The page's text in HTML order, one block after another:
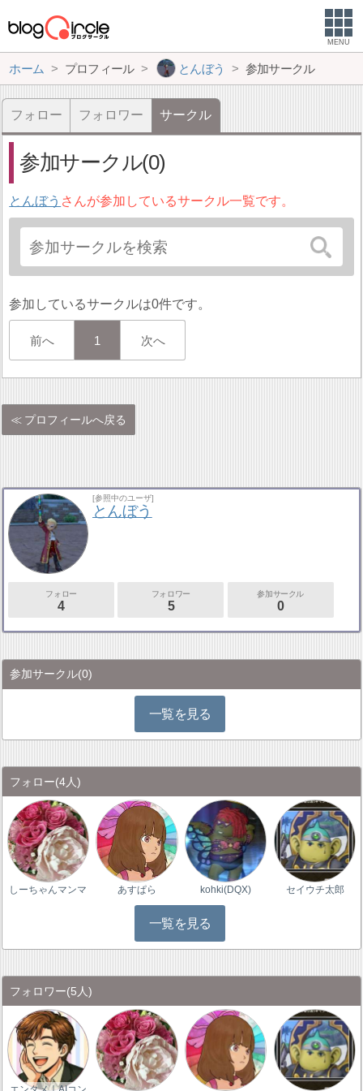
MENU
ホーム プロフィール とんぼう 参加サークル
フォロー フォロワー サークル
参加サークル(0)
とんぼう さんが参加しているサークル一覧です。
参加しているサークルは0件です。
前へ 1 次へ
プロフィールへ戻る
[参照中のユーザ]
とんぼう
フォロー
4
フォロワー
5
参加サークル
0
参加サークル(0)
一覧を見る
フォロー(4人)
しーちゃんマンマ あすぱら kohki(DQX) セイウチ太郎
一覧を見る
フォロワー(5人)